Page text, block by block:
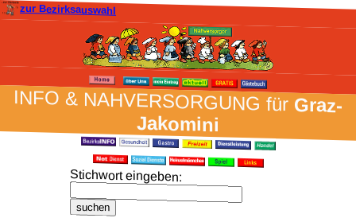
zur Bezirksauswahl
INFO & NAH­VER­SORG­UNG fürGraz-
Jakomini
Stich­wort ein­geben: